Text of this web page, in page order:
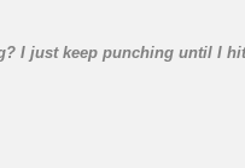
I just keep punching until I